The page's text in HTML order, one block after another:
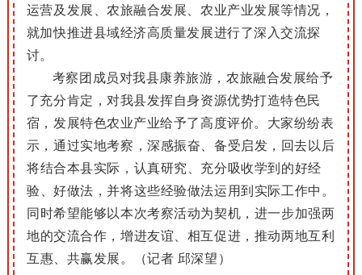
运营及发展、农旅融合发展、农业产业发展等情况，
就加快推进县域经济高质量发展进行了深入交流探
讨。
考察团成员对我县康养旅游，农旅融合发展给予
了充分肯定，对我县发挥自身资源优势打造特色民
宿，发展特色农业产业给予了高度评价。 大家纷纷表
示，通过实地考察，深感振奋、备受启发，回去以后
将结合本县实际，认真研究、充分吸收学到的好经
验、好做法，并将这些经验做法运用到实际工作中。
同时希望能够以本次考察活动为契机，进一步加强两
地的交流合作， 增进友谊、相互促进， 推动两地互利
互惠、共赢发展。（记者 邱深望）